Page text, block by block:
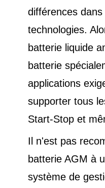
différences
technologies.
batterie liquide
batterie
applications
supporter tous
Start-Stop et
Il n'est pas
batterie AGM à
système de